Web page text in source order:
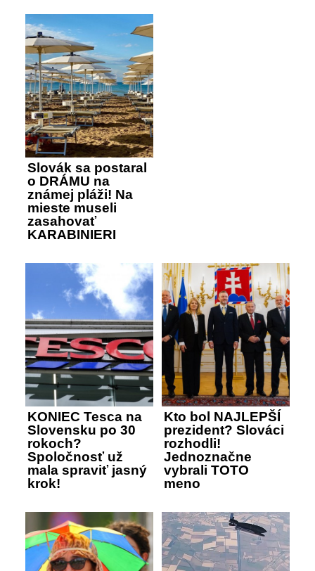
Slovák sa postaral
o DRÁMU na
známej pláži! Na
mieste museli
zasahovať
KARABINIERI
KONIEC Tesca na
Slovensku po 30
rokoch?
Spoločnosť už
mala spraviť jasný
krok!
Kto bol NAJLEPŠÍ
prezident? Slováci
rozhodli!
Jednoznačne
vybrali TOTO
meno